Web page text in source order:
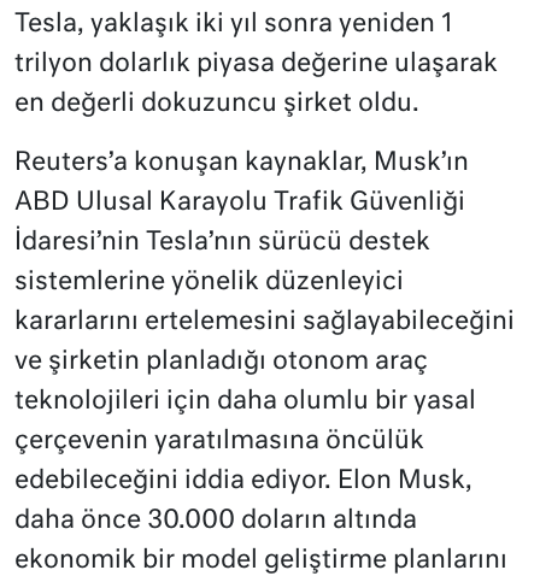
Tesla, yaklaşık iki yıl sonra yeniden 1
trilyon dolarlık piyasa değerine ulaşarak
en değerli dokuzuncu şirket oldu.
Reuters’a konuşan kaynaklar, Musk’ın
ABD Ulusal Karayolu Trafik Güvenliği
İdaresi’nin Tesla’nın sürücü destek
sistemlerine yönelik düzenleyici
kararlarını ertelemesini sağlayabileceğini
ve şirketin planladığı otonom araç
teknolojileri için daha olumlu bir yasal
çerçevenin yaratılmasına öncülük
edebileceğini iddia ediyor. Elon Musk,
daha önce 30.000 doların altında
ekonomik bir model geliştirme planlarını